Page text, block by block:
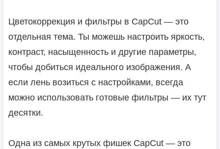
Цветокоррекция и фильтры в CapCut — это
отдельная тема. Ты можешь настроить яркость,
контраст, насыщенность и другие параметры,
чтобы добиться идеального изображения. А
если лень возиться с настройками, всегда
можно использовать готовые фильтры — их тут
десятки.
Одна из самых крутых фишек CapCut — это